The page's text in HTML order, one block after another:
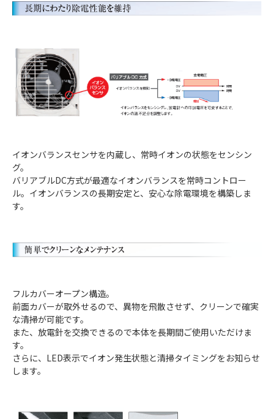
イオンバランスセンサを内蔵し、常時イオンの状態をセンシン
グ。
バリアブルDC方式が最適なイオンバランスを常時コントロー
ル。イオンバランスの長期安定と、安心な除電環境を構築しま
す。
フルカバーオープン構造。
前面カバーが取外せるので、異物を飛散させず、クリーンで確実
な清掃が可能です。
また、放電針を交換できるので本体を長期間ご使用いただけま
す。
さらに、LED表示でイオン発生状態と清掃タイミングをお知らせ
します。